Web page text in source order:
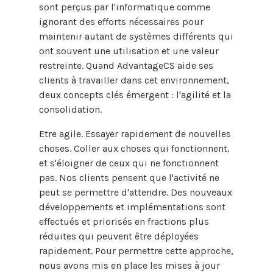
sont perçus par l'informatique comme
ignorant des efforts nécessaires pour
maintenir autant de systèmes différents qui
ont souvent une utilisation et une valeur
restreinte. Quand AdvantageCS aide ses
clients à travailler dans cet environnement,
deux concepts clés émergent : l'agilité et la
consolidation.
Etre agile. Essayer rapidement de nouvelles
choses. Coller aux choses qui fonctionnent,
et s'éloigner de ceux qui ne fonctionnent
pas. Nos clients pensent que l'activité ne
peut se permettre d'attendre. Des nouveaux
développements et implémentations sont
effectués et priorisés en fractions plus
réduites qui peuvent être déployées
rapidement. Pour permettre cette approche,
nous avons mis en place les mises à jour